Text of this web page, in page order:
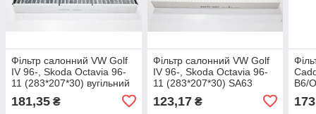
Фільтр салонний VW Golf
IV 96-, Skoda Octavia 96-
11 (283*207*30) вугільний
181,35 ₴
Фільтр салонний VW Golf
IV 96-, Skoda Octavia 96-
11 (283*207*30) SA63
123,17₴
B6/